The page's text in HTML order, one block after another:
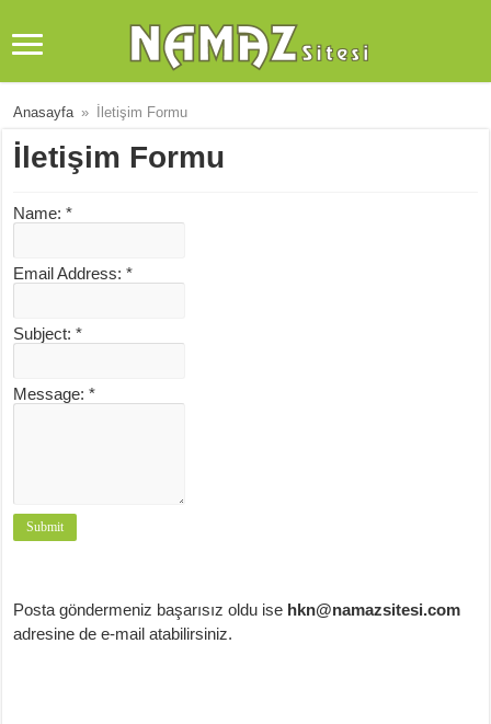
Anasayfa » İletişim Formu
İletişim Formu
Name:*
Email Address:*
Subject:*
Message:*
Posta göndermeniz başarısız oldu ise hkn@namazsitesi.com
adresine de e-mail atabilirsiniz.